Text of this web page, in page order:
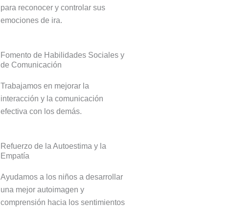
para reconocer y controlar sus
emociones de ira.
Fomento de Habilidades Sociales y
de Comunicación
Trabajamos en mejorar la
interacción y la comunicación
efectiva con los demás.
Refuerzo de la Autoestima y la
Empatía
Ayudamos a los niños a desarrollar
una mejor autoimagen y
comprensión hacia los sentimientos